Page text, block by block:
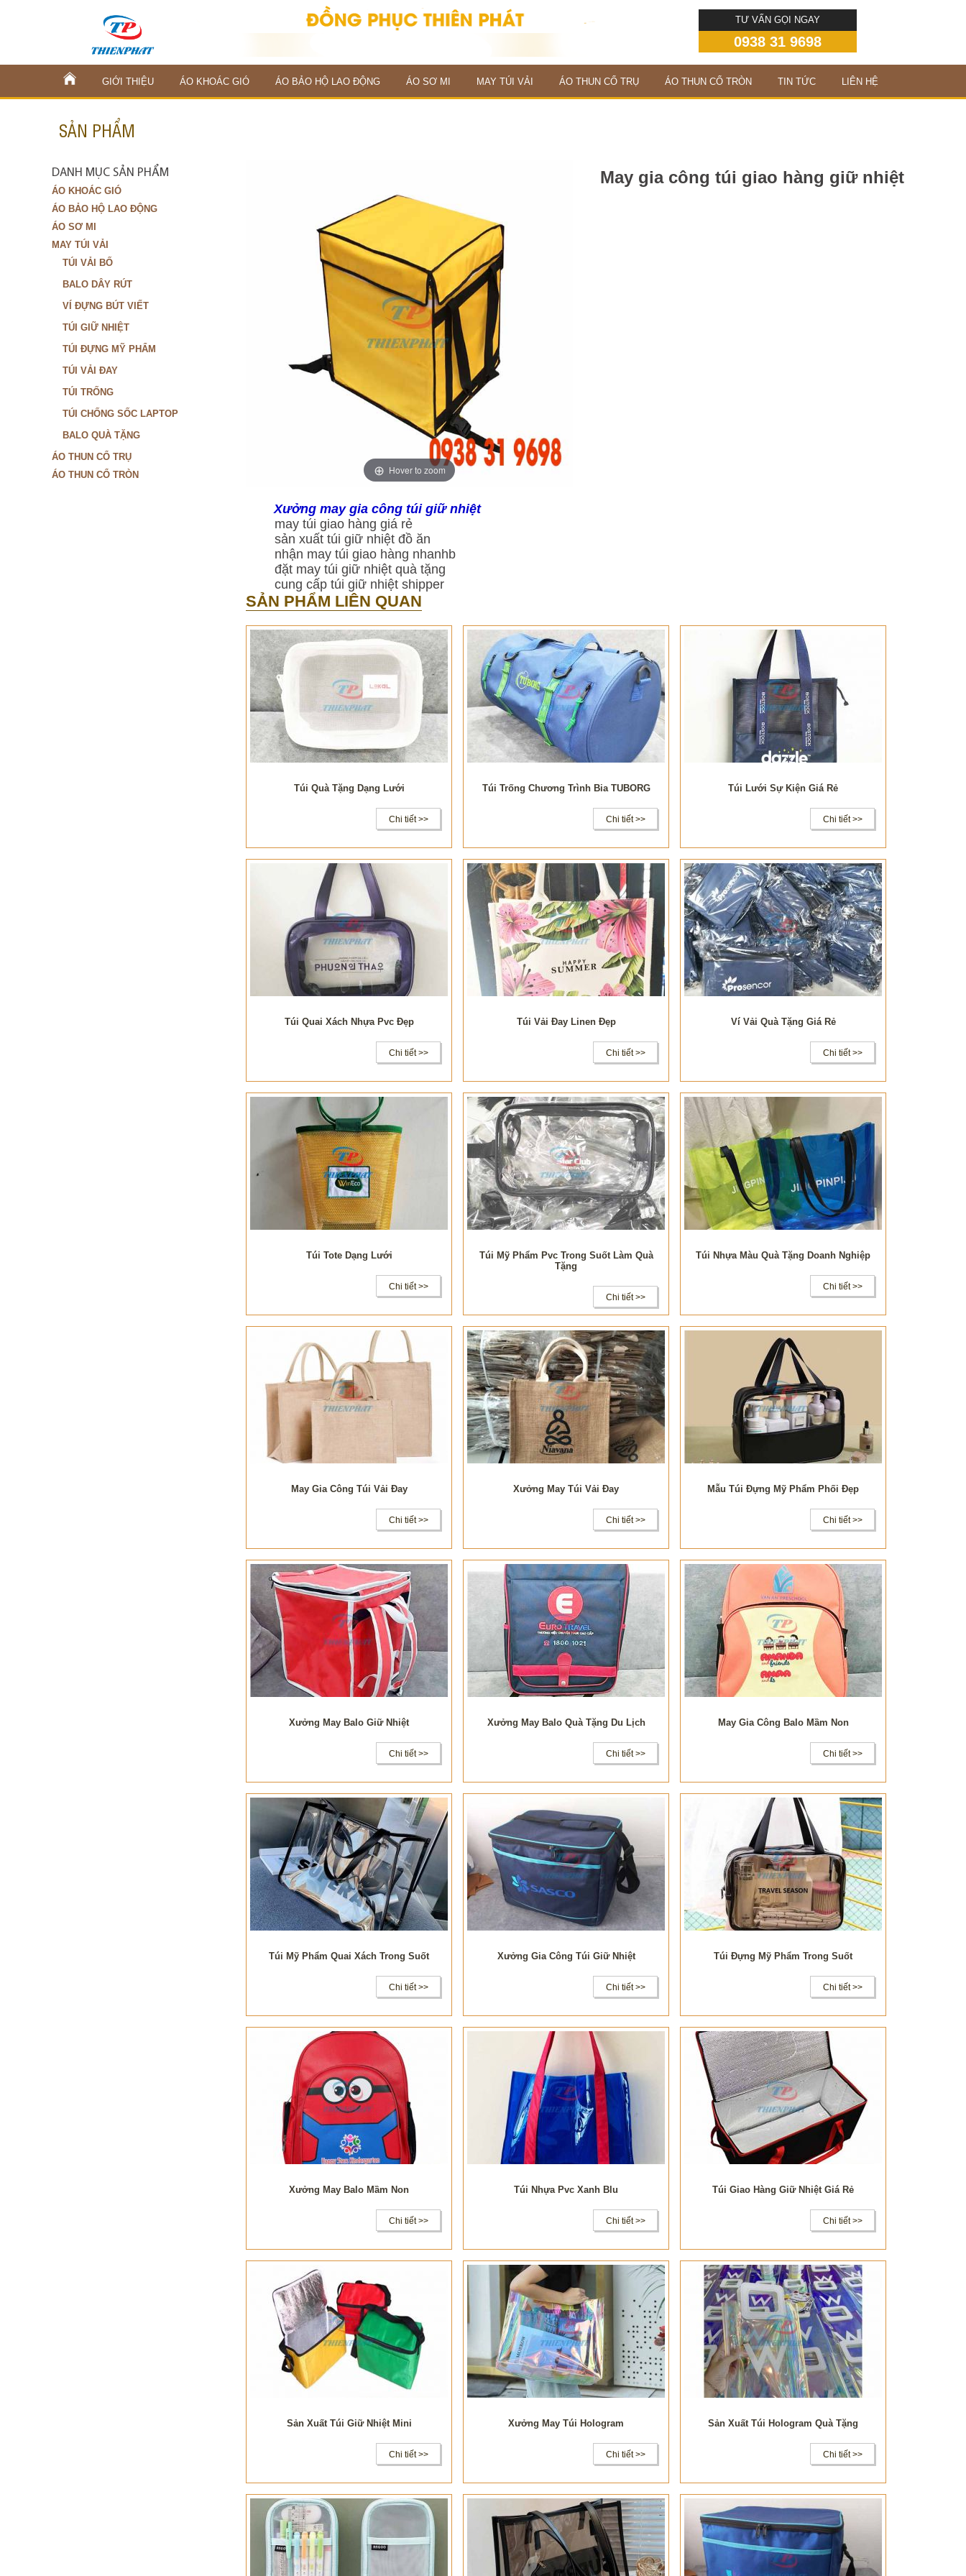
TƯ VẤN GỌI NGAY
0938 31 9698
GIỚI THIỆU ÁO KHOÁC GIÓ ÁO BẢO HỘ LAO ĐỘNG ÁO SƠ MI MAY TÚI VẢI ÁO THUN CỔ TRỤ ÁO THUN CỔ TRÒN TIN TỨC LIÊN HỆ
SẢN PHẨM
DANH MỤC SẢN PHẨM
ÁO KHOÁC GIÓ
ÁO BẢO HỘ LAO ĐỘNG
ÁO SƠ MI
MAY TÚI VẢI
TÚI VẢI BỐ
BALO DÂY RÚT
VÍ ĐỰNG BÚT VIẾT
TÚI GIỮ NHIỆT
TÚI ĐỰNG MỸ PHẨM
TÚI VẢI ĐAY
TÚI TRỐNG
TÚI CHỐNG SỐC LAPTOP
BALO QUÀ TẶNG
ÁO THUN CỔ TRỤ
ÁO THUN CỔ TRÒN
Hover to zoom
May gia công túi giao hàng giữ nhiệt
Xưởng may gia công túi giữ nhiệt
may túi giao hàng giá rẻ
sản xuất túi giữ nhiệt đồ ăn
nhận may túi giao hàng nhanhb
đặt may túi giữ nhiệt quà tặng
cung cấp túi giữ nhiệt shipper
SẢN PHẨM LIÊN QUAN
Túi Quà Tặng Dạng Lưới
Chi tiết >>
Túi Trống Chương Trình Bia TUBORG
Chi tiết >>
Túi Lưới Sự Kiện Giá Rẻ
Chi tiết >>
Túi Quai Xách Nhựa Pvc Đẹp
Chi tiết >>
Túi Vải Đay Linen Đẹp
Chi tiết >>
Ví Vải Quà Tặng Giá Rẻ
Chi tiết >>
Túi Tote Dạng Lưới
Chi tiết >>
Túi Mỹ Phẩm Pvc Trong Suốt Làm Quà
Tặng
Chi tiết >>
Túi Nhựa Màu Quà Tặng Doanh Nghiệp
Chi tiết >>
May Gia Công Túi Vải Đay
Chi tiết >>
Xưởng May Túi Vải Đay
Chi tiết >>
Mẫu Túi Đựng Mỹ Phẩm Phối Đẹp
Chi tiết >>
Xưởng May Balo Giữ Nhiệt
Chi tiết >>
Xưởng May Balo Quà Tặng Du Lịch
Chi tiết >>
May Gia Công Balo Mầm Non
Chi tiết >>
Túi Mỹ Phẩm Quai Xách Trong Suốt
Chi tiết >>
Xưởng Gia Công Túi Giữ Nhiệt
Chi tiết >>
Túi Đựng Mỹ Phẩm Trong Suốt
Chi tiết >>
Xưởng May Balo Mầm Non
Chi tiết >>
Túi Nhựa Pvc Xanh Blu
Chi tiết >>
Túi Giao Hàng Giữ Nhiệt Giá Rẻ
Chi tiết >>
Sản Xuất Túi Giữ Nhiệt Mini
Chi tiết >>
Xưởng May Túi Hologram
Chi tiết >>
Sản Xuất Túi Hologram Quà Tặng
Chi tiết >>